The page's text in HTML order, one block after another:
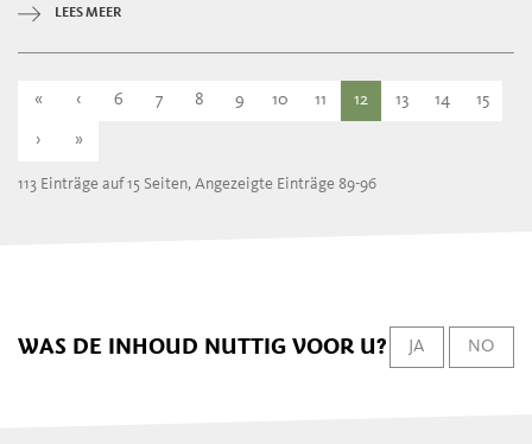
LEES MEER
« ‹ 6 7 8 9 10 11 12 13 14 15
› »
113 Einträge auf 15 Seiten, Angezeigte Einträge 89-96
WAS DE INHOUD NUTTIG VOOR U? JA NO